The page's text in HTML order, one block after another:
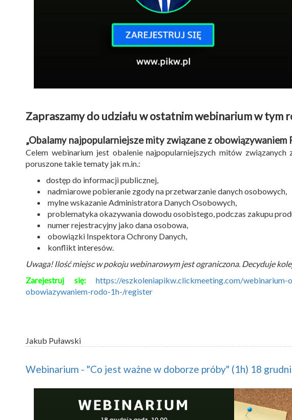
Zapraszamy do udziału w ostatnim webinarium w tym
„Obalamy najpopularniejsze mity związane z obowiązywaniem
Celem webinarium jest obalenie najpopularniejszych mitów
poruszone takie tematy jak m.in.:
dostęp do informacji publicznej,
nadmiarowe pobieranie zgody na przetwarzanie danych osobowych,
mylne wskazanie Administratora Danych Osobowych,
problematyka okazywania dowodu osobistego, podczas zakupu
numer rejestracyjny jako dana osobowa,
obowiązki Inspektora Ochrony Danych,
konflikt interesów.
Uwaga! Ilość miejsc w pokoju webinarowym jest ograniczona. Decyduje
Zarejestruj się:
https://eszkoleniapikw.clickmeeting.com/
obowiazywaniem-rodo-1h-/register
Jakub Puławski
Webinarium - "Co jest ważne w doborze próby" (1h) 18